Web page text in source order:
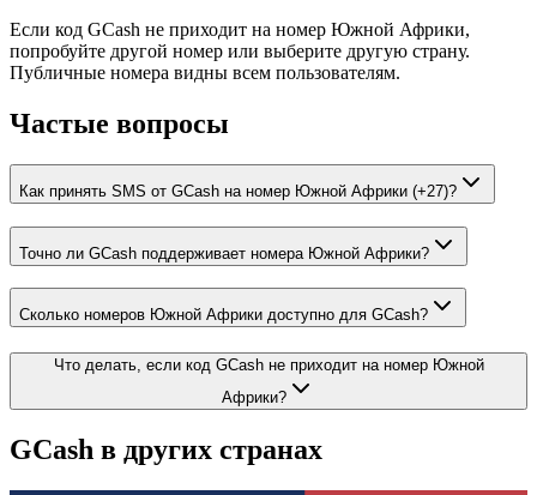
Если код GCash не приходит на номер Южной Африки,
попробуйте другой номер или выберите другую страну.
Публичные номера видны всем пользователям.
Частые вопросы
Как принять SMS от GCash на номер Южной Африки (+27)?
Точно ли GCash поддерживает номера Южной Африки?
Сколько номеров Южной Африки доступно для GCash?
Что делать, если код GCash не приходит на номер Южной
Африки?
GCash в других странах